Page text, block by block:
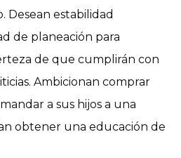
Desean estabilidad
de planeación para
de que cumplirán con
Ambicionan comprar
a sus hijos a una
obtener una educación de